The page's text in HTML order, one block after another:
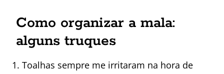
Como organizar a mala:
alguns truques
1. Toalhas sempre me irritaram na hora de